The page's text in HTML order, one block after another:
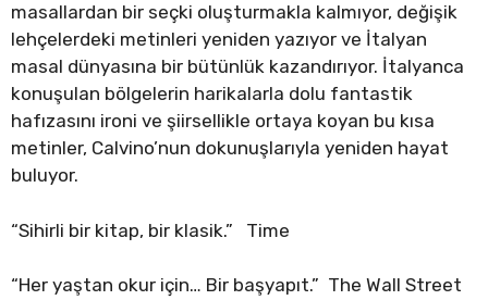
masallardan bir seçki oluşturmakla kalmıyor, değişik
lehçelerdeki metinleri yeniden yazıyor ve İtalyan
masal dünyasına bir bütünlük kazandırıyor. İtalyanca
konuşulan bölgelerin harikalarla dolu fantastik
hafızasını ironi ve şiirsellikle ortaya koyan bu kısa
metinler, Calvino’nun dokunuşlarıyla yeniden hayat
buluyor.
“Sihirli bir kitap, bir klasik.” Time
“Her yaştan okur için… Bir başyapıt.” The Wall Street